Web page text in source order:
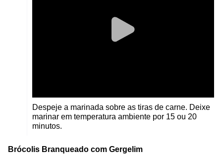
Despeje a marinada sobre as tiras de carne. Deixe
marinar em temperatura ambiente por 15 ou 20
minutos.
Brócolis Branqueado com Gergelim